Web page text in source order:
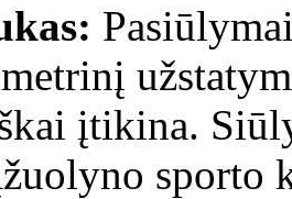
įtikina.
sporto